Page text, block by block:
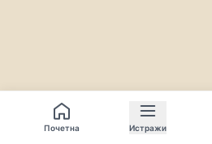
Почетна Истражи